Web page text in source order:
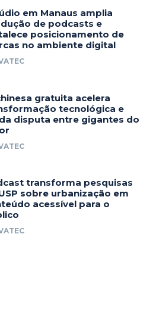
em Manaus amplia
de podcasts e
posicionamento de
no ambiente digital
gratuita acelera
tecnológica e
disputa entre gigantes do
transforma pesquisas
sobre urbanização em
acessível para o